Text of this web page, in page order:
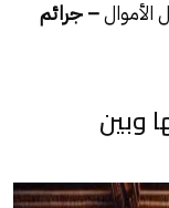
– جرائم
وبين